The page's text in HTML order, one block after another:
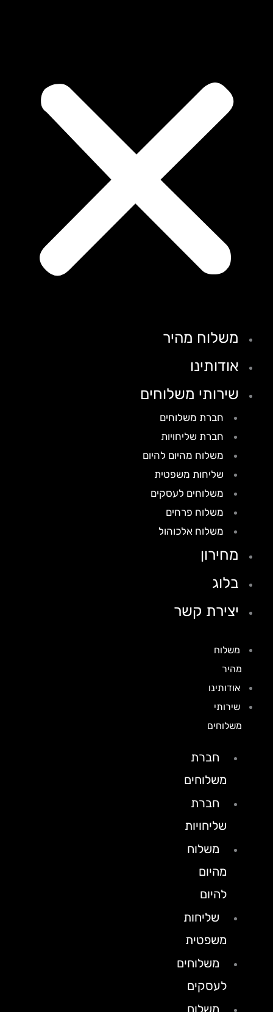
משלוח מהיר
אודותינו
שירותי משלוחים
חברת משלוחים
חברת שליחויות
משלוח מהיום להיום
שליחות משפטית
משלוחים לעסקים
משלוח פרחים
משלוח אלכוהול
מחירון
בלוג
יצירת קשר
משלוח
אודותינו
שירותי
משלוחים
חברת
משלוחים
חברת
שליחויות
משלוח
מהיום
להיום
שליחות
משפטית
משלוחים
לעסקים